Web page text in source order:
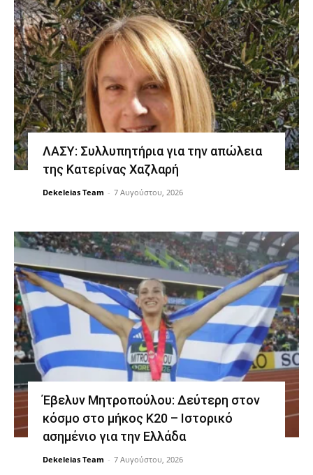
ΛΑΣΥ: Συλλυπητήρια για την απώλεια
της Κατερίνας Χαζλαρή
Dekeleias Team - 7 Αυγούστου, 2026
Έβελυν Μητροπούλου: Δεύτερη στον
κόσμο στο μήκος Κ20 – Ιστορικό
ασημένιο για την Ελλάδα
Dekeleias Team - 7 Αυγούστου, 2026